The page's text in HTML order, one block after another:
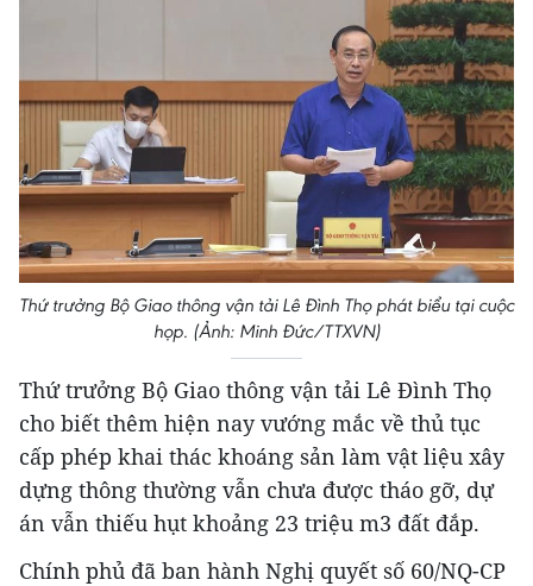
Thứ trưởng Bộ Giao thông vận tải Lê Đình Thọ phát biểu tại cuộc
họp. (Ảnh: Minh Đức/TTXVN)
Thứ trưởng Bộ Giao thông vận tải Lê Đình Thọ
cho biết thêm hiện nay vướng mắc về thủ tục
cấp phép khai thác khoáng sản làm vật liệu xây
dựng thông thường vẫn chưa được tháo gỡ, dự
án vẫn thiếu hụt khoảng 23 triệu m3 đất đắp.
Chính phủ đã ban hành Nghị quyết số 60/NQ-CP